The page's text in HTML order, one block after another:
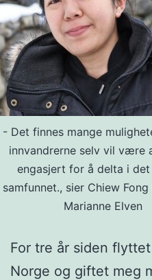
- Det finnes mange
innvandrerne selv vil være
engasjert for å delta i
samfunnet., sier Chiew Fong
Marianne Elven
For tre år siden
Norge og giftet meg